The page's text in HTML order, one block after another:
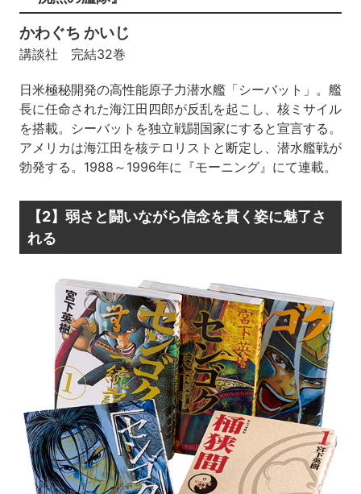
かわぐち かいじ
講談社 完結32巻
日米極秘開発の高性能原子力潜水艦「シーバット」。艦
長に任命された海江田四郎が反乱を起こし、核ミサイル
を搭載。シーバットを独立戦闘国家にすると宣言する。
アメリカは海江田を核テロリストと断定し、潜水艦戦が
勃発する。1988～1996年に『モーニング』にて連載。
【2】弱さと闘いながら信念を貫く姿に魅了さ
れる